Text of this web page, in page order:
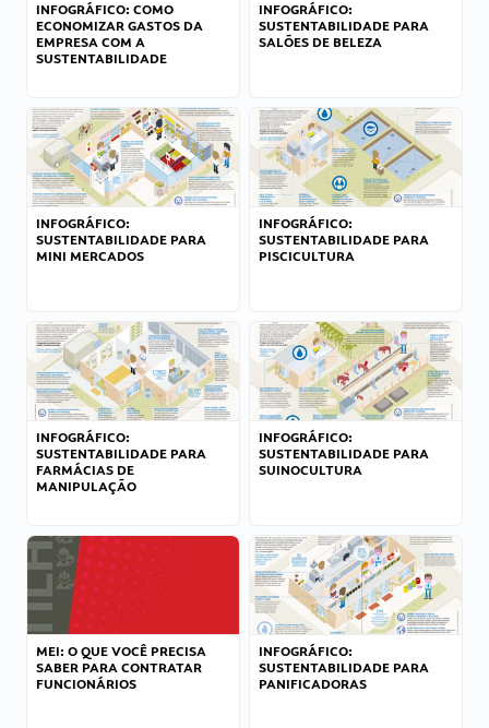
INFOGRÁFICO: COMO
ECONOMIZAR GASTOS DA
EMPRESA COM A
SUSTENTABILIDADE
INFOGRÁFICO:
SUSTENTABILIDADE PARA
SALÕES DE BELEZA
INFOGRÁFICO:
SUSTENTABILIDADE PARA
MINI MERCADOS
INFOGRÁFICO:
SUSTENTABILIDADE PARA
PISCICULTURA
INFOGRÁFICO:
SUSTENTABILIDADE PARA
FARMÁCIAS DE
MANIPULAÇÃO
INFOGRÁFICO:
SUSTENTABILIDADE PARA
SUINOCULTURA
MEI: O QUE VOCÊ PRECISA
SABER PARA CONTRATAR
FUNCIONÁRIOS
INFOGRÁFICO:
SUSTENTABILIDADE PARA
PANIFICADORAS